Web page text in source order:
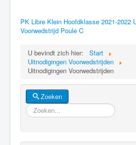
PK Libre Klein Hoofdklasse 2021-2022
Voorwedstrijd Poule C
U bevindt zich hier:
Start
Uitnodigingen Voorwedstrijden
Uitnodigingen Voorwedstrijden
Zoeken
Zoeken